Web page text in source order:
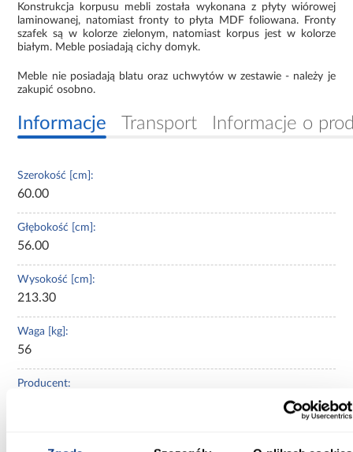
Konstrukcja korpusu mebli została wykonana z płyty wiórowej
laminowanej, natomiast fronty to płyta MDF foliowana. Fronty
szafek są w kolorze zielonym, natomiast korpus jest w kolorze
białym. Meble posiadają cichy domyk.
Meble nie posiadają blatu oraz uchwytów w zestawie - należy je
zakupić osobno.
Informacje Transport Informacje o
Szerokość [cm]:
60.00
Głębokość [cm]:
56.00
Wysokość [cm]:
213.30
Waga [kg]:
56
Producent: